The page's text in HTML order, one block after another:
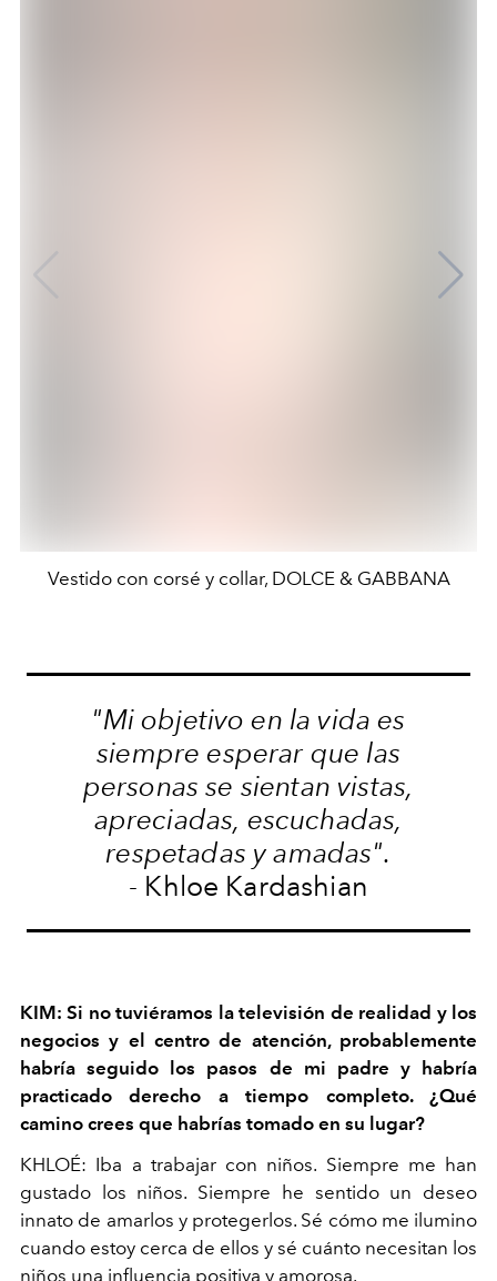
Vestido con corsé y collar, DOLCE & GABBANA
"Mi objetivo en la vida es
siempre esperar que las
personas se sientan vistas,
apreciadas, escuchadas,
respetadas y amadas".
- Khloe Kardashian
KIM: Si no tuviéramos la televisión de realidad y los
negocios y el centro de atención, probablemente
habría seguido los pasos de mi padre y habría
practicado derecho a tiempo completo. ¿Qué
camino crees que habrías tomado en su lugar?
KHLOÉ: Iba a trabajar con niños. Siempre me han
gustado los niños. Siempre he sentido un deseo
innato de amarlos y protegerlos. Sé cómo me ilumino
cuando estoy cerca de ellos y sé cuánto necesitan los
niños una influencia positiva y amorosa.